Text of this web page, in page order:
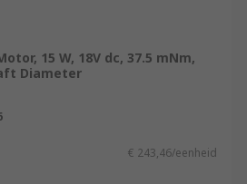
15 W, 18V dc, 37.5 mNm,
Diameter
€ 243,46/eenheid